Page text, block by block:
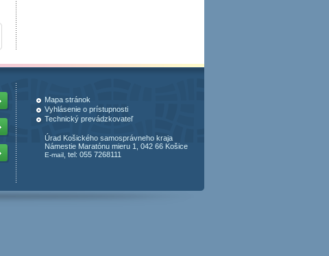
Mapa stránok
Vyhlásenie o prístupnosti
Technický prevádzkovateľ
Úrad Košického samosprávneho kraja
Námestie Maratónu mieru 1, 042 66 Košice
E-mail , tel: 055 7268111